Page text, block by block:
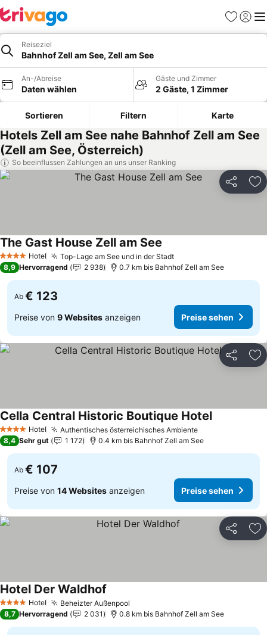
Favoriten
Reiseziel
Bahnhof Zell am See, Zell am See
An-/Abreise
Daten wählen
Gäste und Zimmer
2 Gäste, 1 Zimmer
Sortieren Filtern Karte
Hotels Zell am See nahe Bahnhof Zell am See
(Zell am See, Österreich)
So beeinflussen Zahlungen an uns unser Ranking
Teilen
4 Sterne Hotel Top-Lage am See und in der Stadt
The Gast House Zell am See
8,9 Hervorragend 2 938 0.7 km bis Bahnhof Zell am See
Ab € 123
Preise von 9 Websites anzeigen Preise sehen
Teilen
4 Sterne Hotel Authentisches österreichisches Ambiente
Cella Central Historic Boutique Hotel
8,4 Sehr gut 1 172 0.4 km bis Bahnhof Zell am See
Ab € 107
Preise von 14 Websites anzeigen Preise sehen
Teilen
4 Sterne Hotel Beheizter Außenpool
Hotel Der Waldhof
8,7 Hervorragend 2 031 0.8 km bis Bahnhof Zell am See